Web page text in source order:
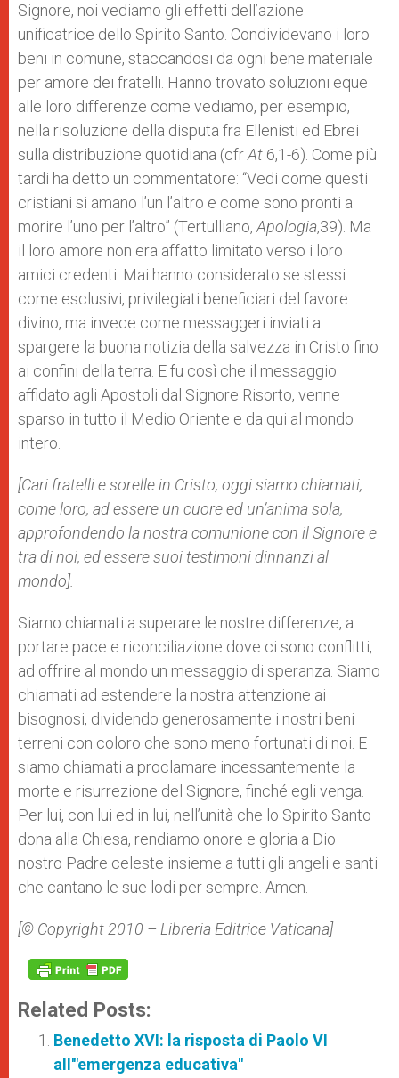
Signore, noi vediamo gli effetti dell’azione
unificatrice dello Spirito Santo. Condividevano i loro
beni in comune, staccandosi da ogni bene materiale
per amore dei fratelli. Hanno trovato soluzioni eque
alle loro differenze come vediamo, per esempio,
nella risoluzione della disputa fra Ellenisti ed Ebrei
sulla distribuzione quotidiana (cfrAt 6,1-6). Come più
tardi ha detto un commentatore: “Vedi come questi
cristiani si amano l’un l’altro e come sono pronti a
morire l’uno per l’altro” (Tertulliano, Apologia,39). Ma
il loro amore non era affatto limitato verso i loro
amici credenti. Mai hanno considerato se stessi
come esclusivi, privilegiati beneficiari del favore
divino, ma invece come messaggeri inviati a
spargere la buona notizia della salvezza in Cristo fino
ai confini della terra. E fu così che il messaggio
affidato agli Apostoli dal Signore Risorto, venne
sparso in tutto il Medio Oriente e da qui al mondo
intero.
[Cari fratelli e sorelle in Cristo, oggi siamo chiamati,
come loro, ad essere un cuore ed un’anima sola,
approfondendo la nostra comunione con il Signore e
tra di noi, ed essere suoi testimoni dinnanzi al
mondo].
Siamo chiamati a superare le nostre differenze, a
portare pace e riconciliazione dove ci sono conflitti,
ad offrire al mondo un messaggio di speranza. Siamo
chiamati ad estendere la nostra attenzione ai
bisognosi, dividendo generosamente i nostri beni
terreni con coloro che sono meno fortunati di noi. E
siamo chiamati a proclamare incessantemente la
morte e risurrezione del Signore, finché egli venga.
Per lui, con lui ed in lui, nell’unità che lo Spirito Santo
dona alla Chiesa, rendiamo onore e gloria a Dio
nostro Padre celeste insieme a tutti gli angeli e santi
che cantano le sue lodi per sempre. Amen.
[© Copyright 2010 – Libreria Editrice Vaticana]
Related Posts:
Benedetto XVI: la risposta di Paolo VI
all'"emergenza educativa"